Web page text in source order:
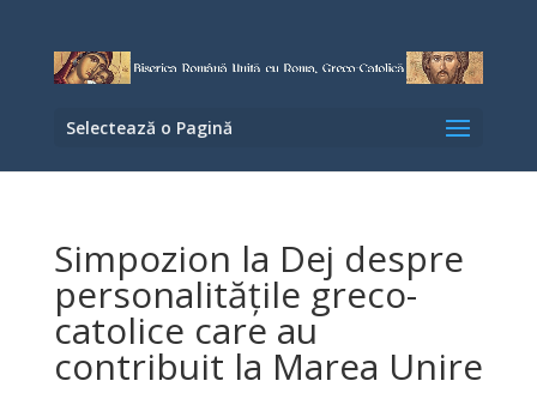
Selectează o Pagină
Simpozion la Dej despre
personalitățile greco-
catolice care au
contribuit la Marea Unire